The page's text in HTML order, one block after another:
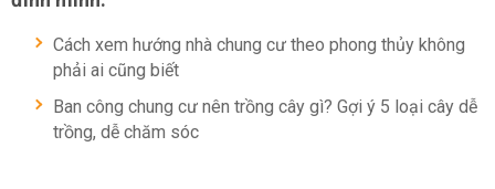
Cách xem hướng nhà chung cư theo phong thủy không
phải ai cũng biết
Ban công chung cư nên trồng cây gì? Gợi ý 5 loại cây dễ
trồng, dễ chăm sóc